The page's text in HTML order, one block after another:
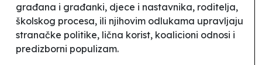
građana i građanki, djece i nastavnika, roditelja,
školskog procesa, ili njihovim odlukama upravljaju
stranačke politike, lična korist, koalicioni odnosi i
predizborni populizam.